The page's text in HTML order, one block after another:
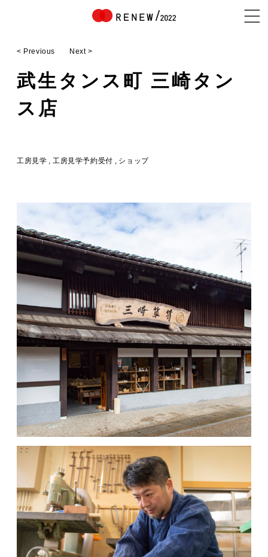
ABOUT
EXHIBITOR
MOVIE
ACCESS / STAY
CONTACT
< Previous Next >
武生タンス町 三崎タン
ス店
工房見学 工房見学予約受付 ショップ